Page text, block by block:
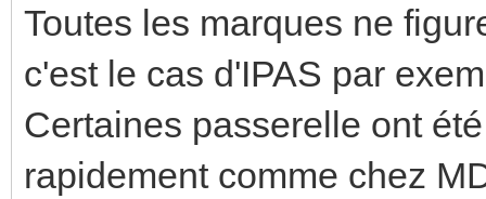
Toutes les marques ne
c'est le cas d'IPAS par
Certaines passerelle ont
rapidement comme chez